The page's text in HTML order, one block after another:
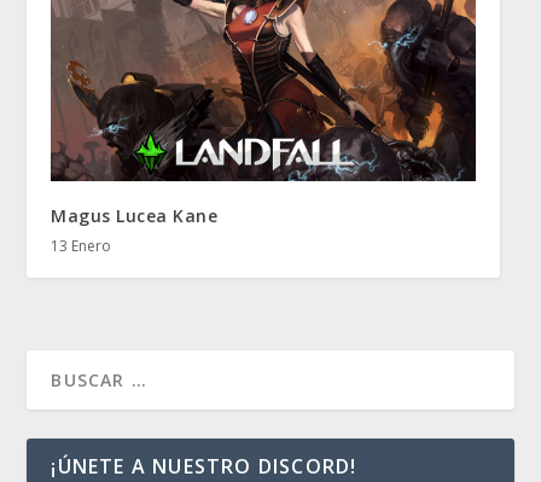
Magus Lucea Kane
13 Enero
¡ÚNETE A NUESTRO DISCORD!